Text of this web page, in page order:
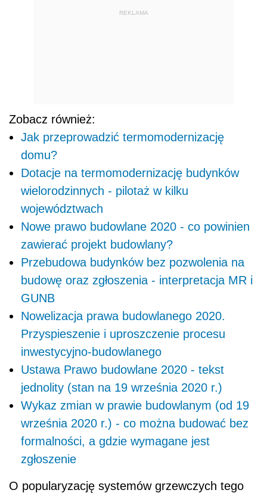
REKLAMA
Zobacz również:
Jak przeprowadzić termomodernizację
domu?
Dotacje na termomodernizację budynków
wielorodzinnych - pilotaż w kilku
województwach
Nowe prawo budowlane 2020 - co powinien
zawierać projekt budowlany?
Przebudowa budynków bez pozwolenia na
budowę oraz zgłoszenia - interpretacja MR i
GUNB
Nowelizacja prawa budowlanego 2020.
Przyspieszenie i uproszczenie procesu
inwestycyjno-budowlanego
Ustawa Prawo budowlane 2020 - tekst
jednolity (stan na 19 września 2020 r.)
Wykaz zmian w prawie budowlanym (od 19
września 2020 r.) - co można budować bez
formalności, a gdzie wymagane jest
zgłoszenie
O popularyzację systemów grzewczych tego